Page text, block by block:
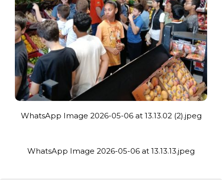
WhatsApp Image 2026-05-06 at 13.13.02 (2).jpeg
WhatsApp Image 2026-05-06 at 13.13.13.jpeg